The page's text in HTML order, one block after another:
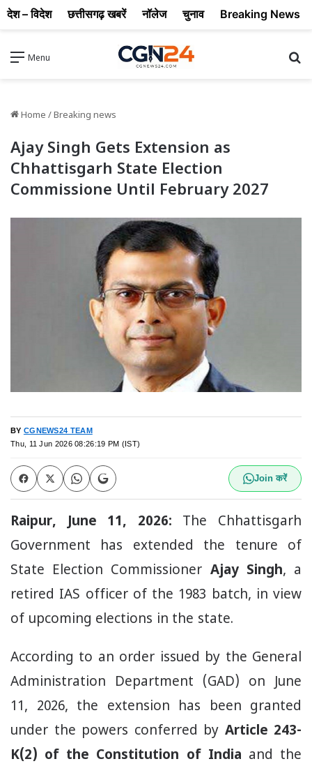
Menu
Home /Breaking news
Ajay Singh Gets Extension as
Chhattisgarh State Election
Commissione Until February 2027
BY CGNEWS24 TEAM
Thu, 11 Jun 2026 08:26:19 PM (IST)
Join करें
Raipur, June 11, 2026: The Chhattisgarh
Government has extended the tenure of
State Election Commissioner Ajay Singh, a
retired IAS officer of the 1983 batch, in view
of upcoming elections in the state.
According to an order issued by the General
Administration Department (GAD) on June
11, 2026, the extension has been granted
under the powers conferred by Article 243-
K(2) of the Constitution of India and the
देश – विदेश छत्तीसगढ़ खबरें नॉलेज चुनाव Breaking News